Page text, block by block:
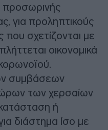
προσωρινής
για προληπτικούς
που σχετίζονται με
οικονομικά
συμβάσεων
των χερσαίων
ή
διάστημα ίσο με